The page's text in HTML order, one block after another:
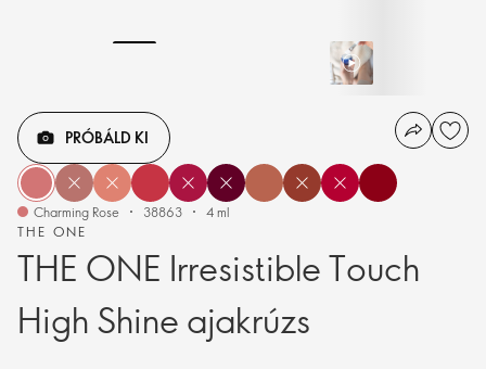
THE ONE
THE ONE Irresistible Touch
High Shine ajakrúzs
PRÓBÁLD KI
Charming Rose 38863 4 ml